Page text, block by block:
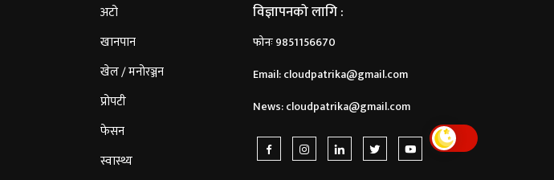
अटो
खानपान
खेल / मनोरञ्जन
प्रोपटी
फेसन
स्वास्थ्य
विज्ञापनको लागि :
फोनः 9851156670
Email:cloudpatrika@gmail.com
News:cloudpatrika@gmail.com